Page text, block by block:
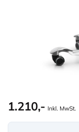
1.210,- Inkl. MwSt.